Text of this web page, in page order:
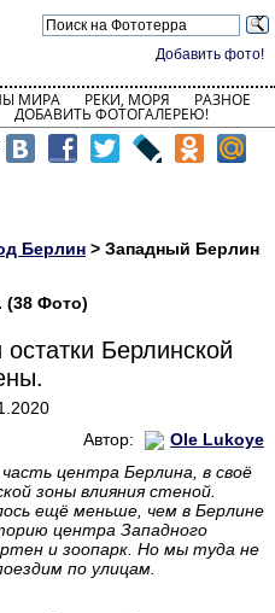
Добавить фото!
МИРА РЕКИ, МОРЯ РАЗНОЕ
ДОБАВИТЬ ФОТОГАЛЕРЕЮ!
Берлин > Западный Берлин
(38 Фото)
Берлинской
Автор:
Ole Lukoye
центра Берлина, в своё
зоны влияния стеной.
ещё меньше, чем в Берлине
центра Западного
и зоопарк. Но мы туда не
по улицам.